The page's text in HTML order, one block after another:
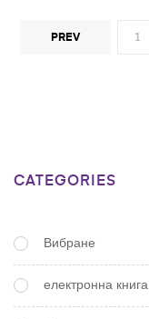
PREV 1
CATEGORIES
Вибране
електронна книга